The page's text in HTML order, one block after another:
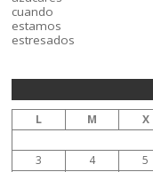
L M X
3
4 5